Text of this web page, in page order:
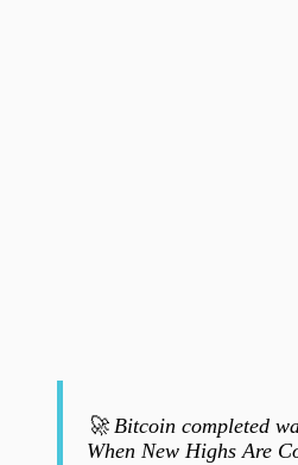
🚀 Bitcoin completed
When New Highs Are